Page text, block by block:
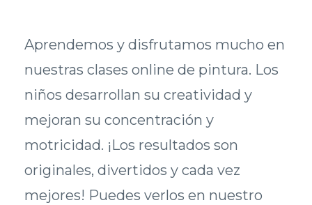
Aprendemos y disfrutamos mucho en
nuestras clases online de pintura. Los
niños desarrollan su creatividad y
mejoran su concentración y
motricidad. ¡Los resultados son
originales, divertidos y cada vez
mejores! Puedes verlos en nuestro